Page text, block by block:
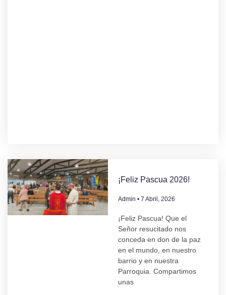
¡Feliz Pascua 2026!
Admin 7 Abril, 2026
¡Feliz Pascua! Que el
Señor resucitado nos
conceda en don de la paz
en el mundo, en nuestro
barrio y en nuestra
Parroquia. Compartimos
unas